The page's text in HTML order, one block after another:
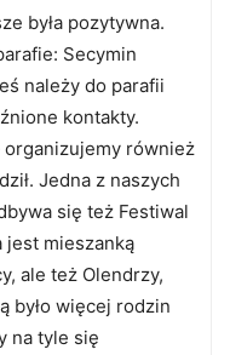
była pozytywna.
Secymin
należy do parafii
kontakty.
również
Jedna z naszych
się też Festiwal
jest mieszanką
ale też Olendrzy,
było więcej rodzin
na tyle się